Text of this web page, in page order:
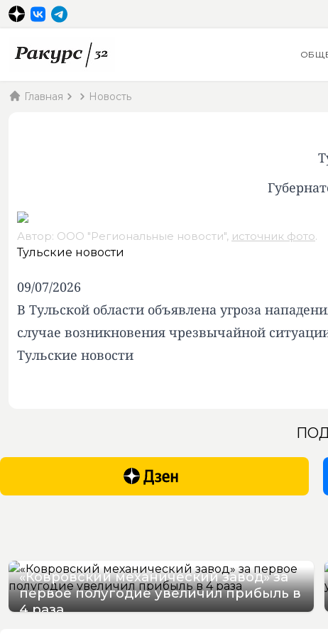
Главная Новость
Автор: ООО "Региональные новости", источник фото.
Тульские новости
09/07/2026
В Тульской области объявлена угроза
случае возникновения чрезвычайной
Тульские новости
«Ковровский механический завод» за
первое полугодие увеличил прибыль в
4 раза